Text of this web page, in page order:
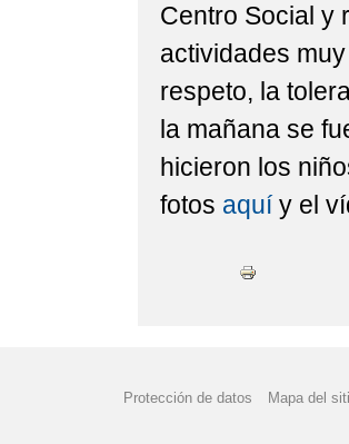
Centro Social y
actividades
respeto, la
la mañana se
hicieron los
fotos aquíy el
Protección de datos Mapa del